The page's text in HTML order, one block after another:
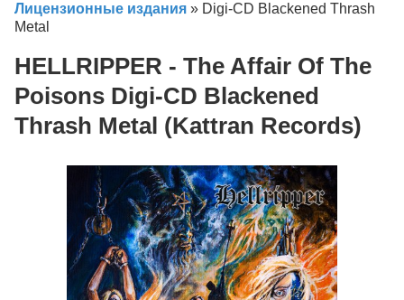
Лицензионные издания » Digi-CD Blackened Thrash
Metal
HELLRIPPER - The Affair Of The
Poisons Digi-CD Blackened
Thrash Metal (Kattran Records)